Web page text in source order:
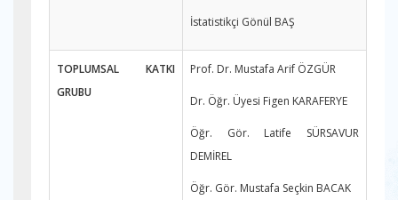
İstatistikçi Gönül BAŞ
TOPLUMSAL KATKI
GRUBU
Prof. Dr. Mustafa Arif ÖZGÜR
Dr. Öğr. Üyesi Figen KARAFERYE
Öğr. Gör. Latife SÜRSAVUR
DEMİREL
Öğr. Gör. Mustafa Seçkin BACAK